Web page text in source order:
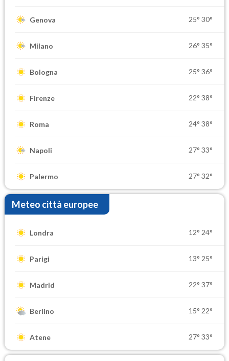
Genova 25° 30°
Milano 26° 35°
Bologna 25° 36°
Firenze 22° 38°
Roma 24° 38°
Napoli 27° 33°
Palermo 27° 32°
Meteo città europee
Londra 12° 24°
Parigi 13° 25°
Madrid 22° 37°
Berlino 15° 22°
Atene 27° 33°